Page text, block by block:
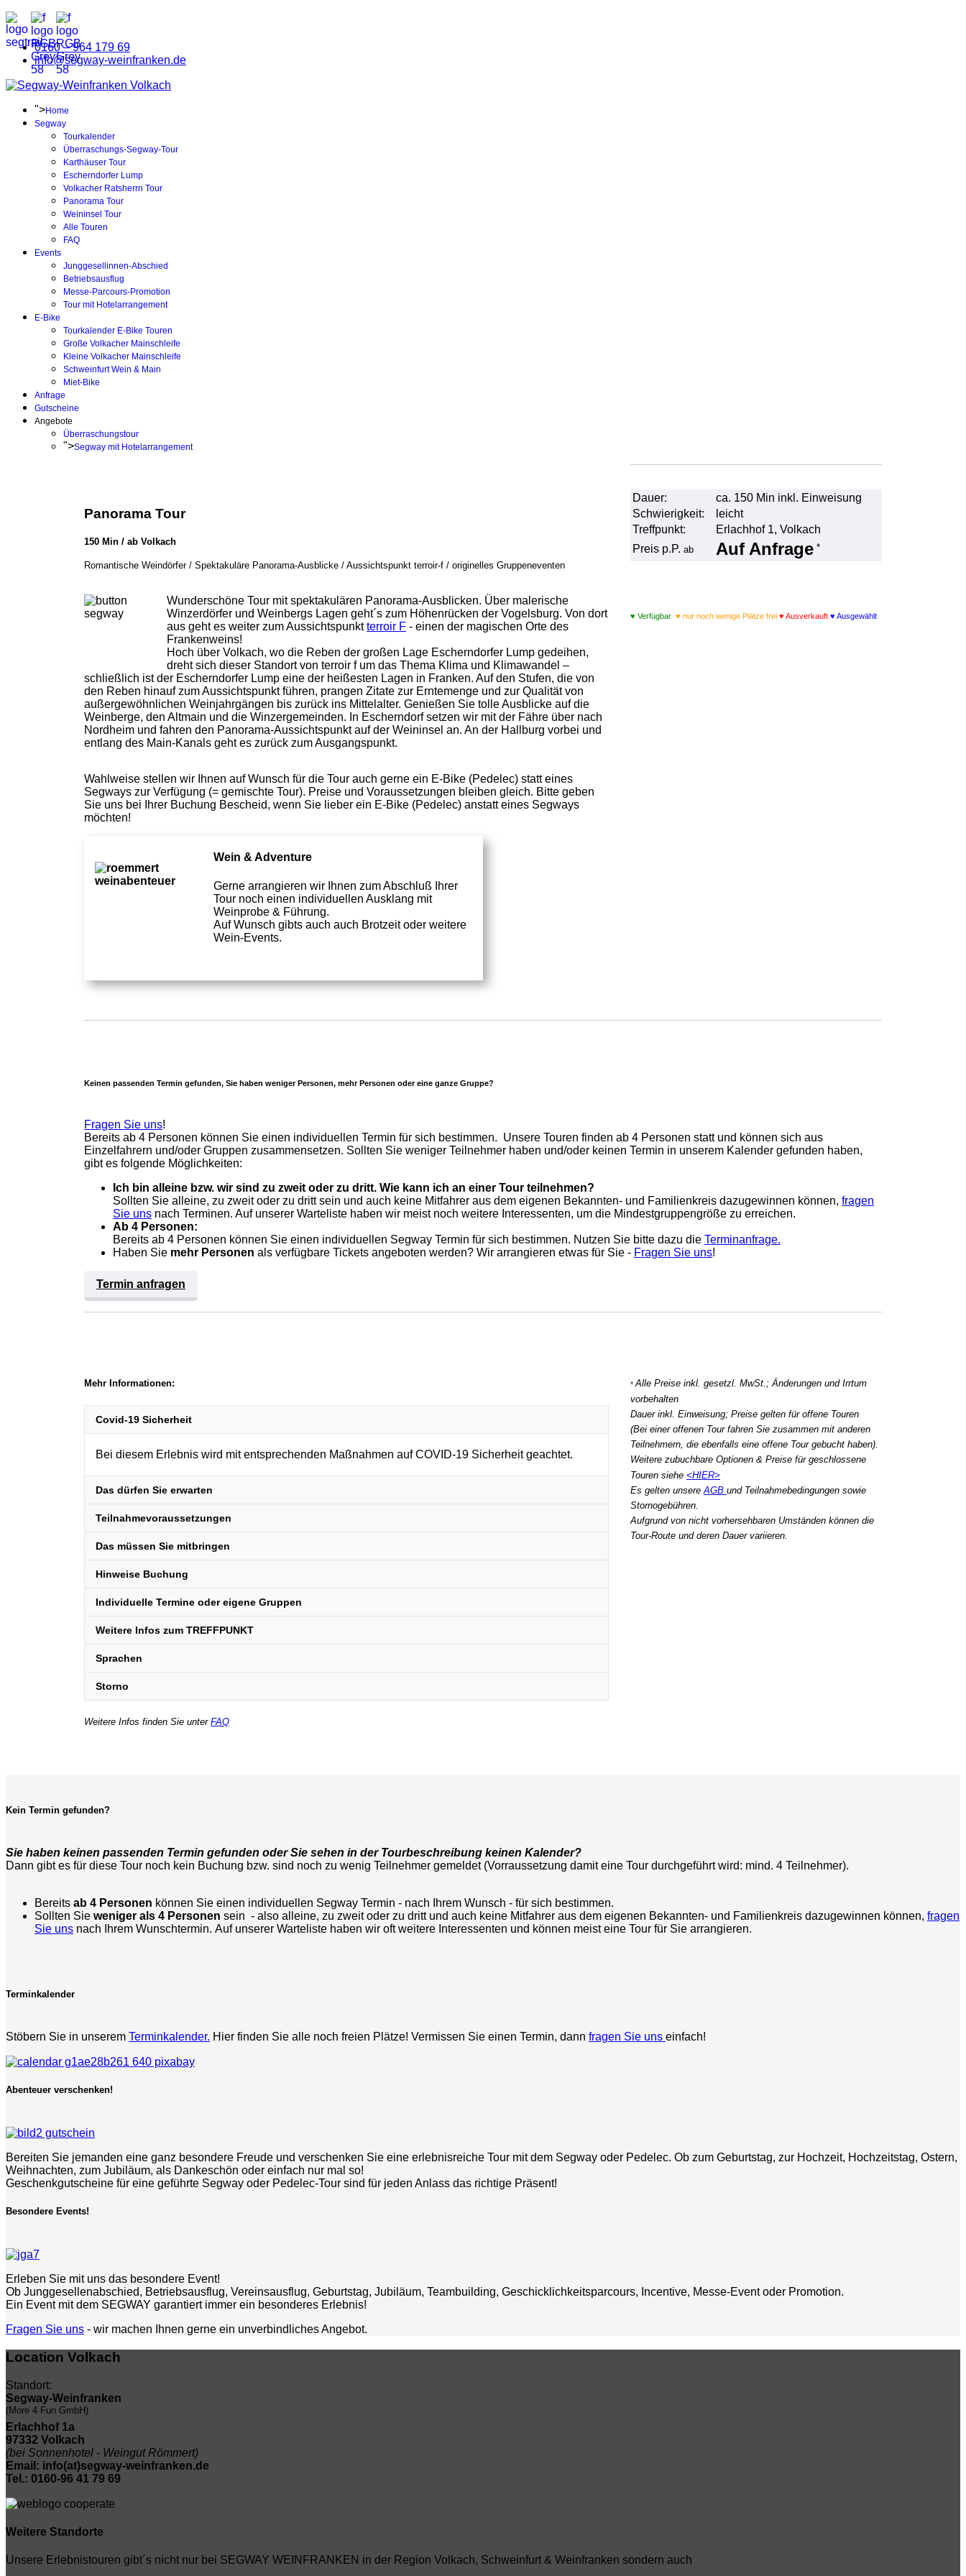
0160 – 964 179 69
info@segway-weinfranken.de
">Home
Segway
Tourkalender
Überraschungs-Segway-Tour
Karthäuser Tour
Escherndorfer Lump
Volkacher Ratsherrn Tour
Panorama Tour
Weininsel Tour
Alle Touren
FAQ
Events
Junggesellinnen-Abschied
Betriebsausflug
Messe-Parcours-Promotion
Tour mit Hotelarrangement
E-Bike
Tourkalender E-Bike Touren
Große Volkacher Mainschleife
Kleine Volkacher Mainschleife
Schweinfurt Wein & Main
Miet-Bike
Anfrage
Gutscheine
Angebote
Überraschungstour
">Segway mit Hotelarrangement
Panorama Tour
150 Min / ab Volkach
Romantische Weindörfer / Spektakuläre Panorama-Ausblicke / Aussichtspunkt terroir-f / originelles Gruppeneventen
Wunderschöne Tour mit spektakulären Panorama-Ausblicken. Über malerische
Winzerdörfer und Weinbergs Lagen geht´s zum Höhenrücken der Vogelsburg. Von dort
aus geht es weiter zum Aussichtspunktterroir F - einen der magischen Orte des
Frankenweins!
Hoch über Volkach, wo die Reben der großen Lage Escherndorfer Lump gedeihen,
dreht sich dieser Standort von terroir f um das Thema Klima und Klimawandel –
schließlich ist der Escherndorfer Lump eine der heißesten Lagen in Franken. Auf den Stufen, die von
den Reben hinauf zum Aussichtspunkt führen, prangen Zitate zur Erntemenge und zur Qualität von
außergewöhnlichen Weinjahrgängen bis zurück ins Mittelalter. Genießen Sie tolle Ausblicke auf die
Weinberge, den Altmain und die Winzergemeinden. In Escherndorf setzen wir mit der Fähre über nach
Nordheim und fahren den Panorama-Aussichtspunkt auf der Weininsel an. An der Hallburg vorbei und
entlang des Main-Kanals geht es zurück zum Ausgangspunkt.
Wahlweise stellen wir Ihnen auf Wunsch für die Tour auch gerne ein E-Bike (Pedelec) statt eines
Segways zur Verfügung (= gemischte Tour). Preise und Voraussetzungen bleiben gleich. Bitte geben
Sie uns bei Ihrer Buchung Bescheid, wenn Sie lieber ein E-Bike (Pedelec) anstatt eines Segways
möchten!
Wein & Adventure
Gerne arrangieren wir Ihnen zum Abschluß Ihrer
Tour noch einen individuellen Ausklang mit
Weinprobe & Führung.
Auf Wunsch gibts auch auch Brotzeit oder weitere
Wein-Events.
Dauer:
ca. 150 Min inkl. Einweisung
Schwierigkeit:
leicht
Treffpunkt:
Erlachhof 1, Volkach
Preis p.P. ab Auf Anfrage *
♥ Verfügbar ♥ nur noch wenige Plätze frei ♥ Ausverkauft ♥ Ausgewählt
Keinen passenden Termin gefunden, Sie haben weniger Personen, mehr Personen oder eine ganze Gruppe?
Fragen Sie uns!
Bereits ab 4 Personen können Sie einen individuellen Termin für sich bestimmen. Unsere Touren finden ab 4 Personen statt und können sich aus
Einzelfahrern und/oder Gruppen zusammensetzen. Sollten Sie weniger Teilnehmer haben und/oder keinen Termin in unserem Kalender gefunden haben,
gibt es folgende Möglichkeiten:
Ich bin alleine bzw. wir sind zu zweit oder zu dritt. Wie kann ich an einer Tour teilnehmen?
Sollten Sie alleine, zu zweit oder zu dritt sein und auch keine Mitfahrer aus dem eigenen Bekannten- und Familienkreis dazugewinnen können, fragen
Sie uns nach Terminen. Auf unserer Warteliste haben wir meist noch weitere Interessenten, um die Mindestgruppengröße zu erreichen.
Ab 4 Personen:
Bereits ab 4 Personen können Sie einen individuellen Segway Termin für sich bestimmen. Nutzen Sie bitte dazu die Terminanfrage.
Haben Sie mehr Personen als verfügbare Tickets angeboten werden? Wir arrangieren etwas für Sie - Fragen Sie uns!
Termin anfragen
Mehr Informationen:
Covid-19 Sicherheit
Bei diesem Erlebnis wird mit entsprechenden Maßnahmen auf COVID-19 Sicherheit geachtet.
Das dürfen Sie erwarten
Teilnahmevoraussetzungen
Das müssen Sie mitbringen
Hinweise Buchung
Individuelle Termine oder eigene Gruppen
Weitere Infos zum TREFFPUNKT
Sprachen
Storno
Weitere Infos finden Sie unter FAQ
*Alle Preise inkl. gesetzl. MwSt.; Änderungen und Irrtum
vorbehalten
Dauer inkl. Einweisung; Preise gelten für offene Touren
(Bei einer offenen Tour fahren Sie zusammen mit anderen
Teilnehmern, die ebenfalls eine offene Tour gebucht haben).
Weitere zubuchbare Optionen & Preise für geschlossene
Touren siehe <HIER>
Es gelten unsere AGB und Teilnahmebedingungen sowie
Stornogebühren.
Aufgrund von nicht vorhersehbaren Umständen können die
Tour-Route und deren Dauer variieren.
Kein Termin gefunden?
Sie haben keinen passenden Termin gefunden oder Sie sehen in der Tourbeschreibung keinen Kalender?
Dann gibt es für diese Tour noch kein Buchung bzw. sind noch zu wenig Teilnehmer gemeldet (Vorraussetzung damit eine Tour durchgeführt wird: mind. 4 Teilnehmer).
Bereits ab 4 Personen können Sie einen individuellen Segway Termin - nach Ihrem Wunsch - für sich bestimmen.
Sollten Sie weniger als 4 Personen sein - also alleine, zu zweit oder zu dritt und auch keine Mitfahrer aus dem eigenen Bekannten- und Familienkreis dazugewinnen können, fragen
Sie uns nach Ihrem Wunschtermin. Auf unserer Warteliste haben wir oft weitere Interessenten und können meist eine Tour für Sie arrangieren.
Terminkalender
Stöbern Sie in unserem Terminkalender. Hier finden Sie alle noch freien Plätze! Vermissen Sie einen Termin, dann fragen Sie uns einfach!
Abenteuer verschenken!
Bereiten Sie jemanden eine ganz besondere Freude und verschenken Sie eine erlebnisreiche Tour mit dem Segway oder Pedelec. Ob zum Geburtstag, zur Hochzeit, Hochzeitstag, Ostern,
Weihnachten, zum Jubiläum, als Dankeschön oder einfach nur mal so!
Geschenkgutscheine für eine geführte Segway oder Pedelec-Tour sind für jeden Anlass das richtige Präsent!
Besondere Events!
Erleben Sie mit uns das besondere Event!
Ob Junggesellenabschied, Betriebsausflug, Vereinsausflug, Geburtstag, Jubiläum, Teambuilding, Geschicklichkeitsparcours, Incentive, Messe-Event oder Promotion.
Ein Event mit dem SEGWAY garantiert immer ein besonderes Erlebnis!
Fragen Sie uns - wir machen Ihnen gerne ein unverbindliches Angebot.
Location Volkach
Standort:
Segway-Weinfranken
(More 4 Fun GmbH)
Erlachhof 1a
97332 Volkach
(bei Sonnenhotel - Weingut Römmert)
Email: info(at)segway-weinfranken.de
Tel.: 0160-96 41 79 69
Weitere Standorte
Unsere Erlebnistouren gibt´s nicht nur bei SEGWAY WEINFRANKEN in der Region Volkach, Schweinfurt & Weinfranken sondern auch